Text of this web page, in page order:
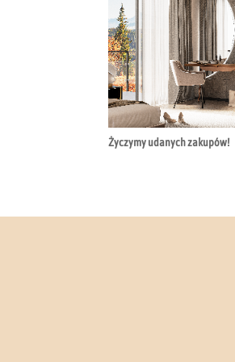
Życzymy udanych zakupów!